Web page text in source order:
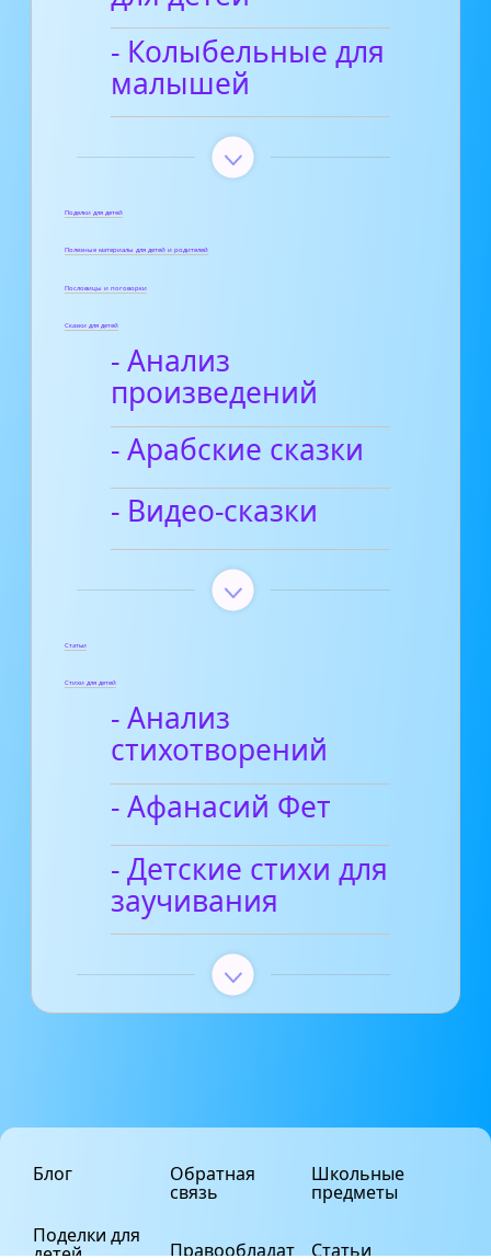
- Колыбельные для
малышей
Поделки для детей
Полезные материалы для детей и родителей
Пословицы и поговорки
Сказки для детей
- Анализ
произведений
- Арабские сказки
- Видео-сказки
Статьи
Стихи для детей
- Анализ
стихотворений
- Афанасий Фет
- Детские стихи для
заучивания
Блог
Поделки для
детей
Обратная
связь
Правообладат
Школьные
предметы
Статьи